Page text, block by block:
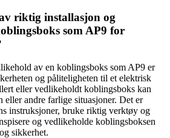
riktig installasjon og
som AP9 for
av en koblingsboks som AP9 er
og påliteligheten til et elektrisk
eller vedlikeholdt koblingsboks kan
andre farlige situasjoner. Det er
instruksjoner, bruke riktig verktøy og
og vedlikeholde koblingsboksen
sikkerhet.